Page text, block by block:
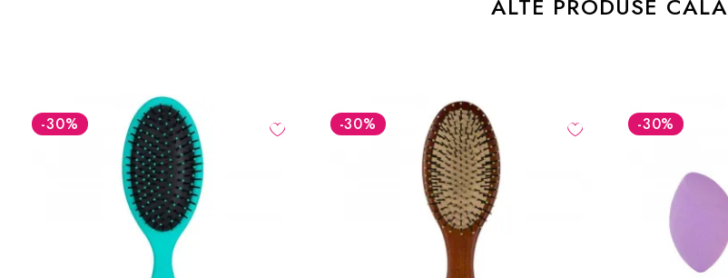
ALTE PRODUSE CALA
-30% -30% -30%